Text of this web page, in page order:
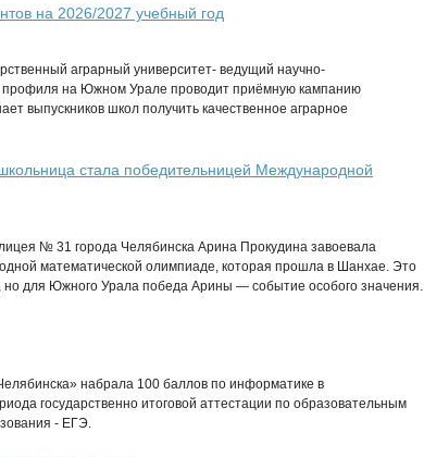
на 2026/2027 учебный год
аграрный университет- ведущий научно-
профиля на Южном Урале проводит приёмную кампанию
выпускников школ получить качественное аграрное
стала победительницей Международной
№ 31 города Челябинска Арина Прокудина завоевала
математической олимпиаде, которая прошла в Шанхае. Это
для Южного Урала победа Арины — событие особого значения.
набрала 100 баллов по информатике в
государственно итоговой аттестации по образовательным
- ЕГЭ.